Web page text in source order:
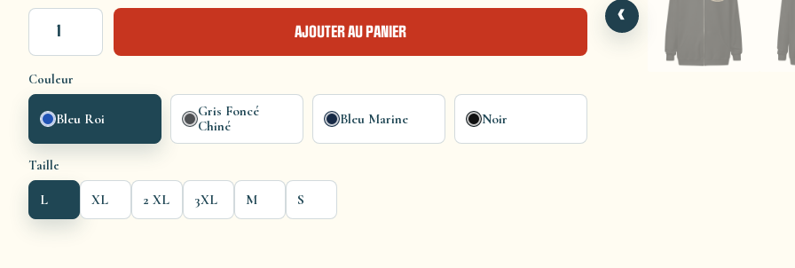
AJOUTER AU PANIER
Couleur
Bleu Roi
Gris Foncé
Chiné
Bleu Marine Noir
Taille
L XL 2 XL 3XL M S
‹